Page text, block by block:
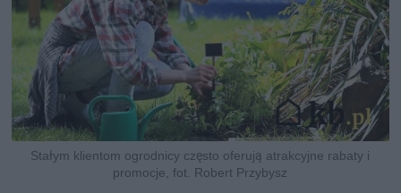
Stałym klientom ogrodnicy często oferują atrakcyjne rabaty i
promocje, fot. Robert Przybysz